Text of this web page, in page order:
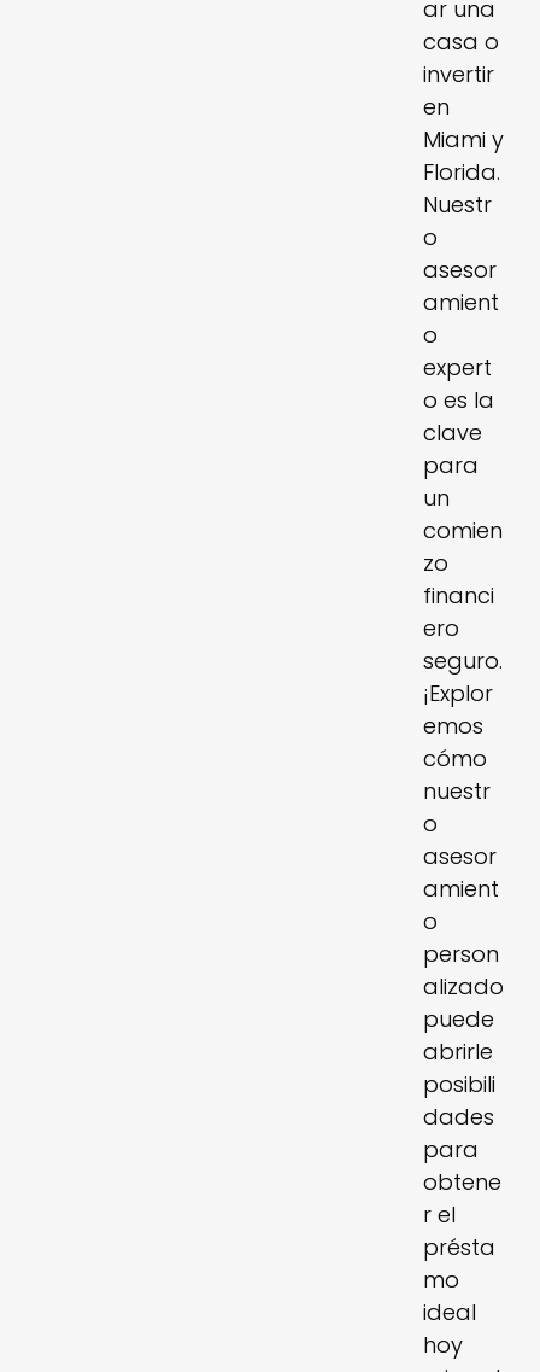
ar una
casa o
invertir
en
Miami y
Florida.
Nuestr
o
asesor
amient
o
expert
o es la
clave
para
un
comien
zo
financi
ero
seguro.
¡Explor
emos
cómo
nuestr
o
asesor
amient
o
person
alizado
puede
abrirle
posibili
dades
para
obtene
r el
présta
mo
ideal
hoy